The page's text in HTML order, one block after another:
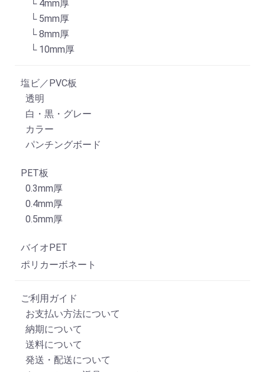
└ 4mm厚
└ 5mm厚
└ 8mm厚
└ 10mm厚
塩ビ／PVC板
透明
白・黒・グレー
カラー
パンチングボード
PET板
0.3mm厚
0.4mm厚
0.5mm厚
バイオPET
ポリカーボネート
ご利用ガイド
お支払い方法について
納期について
送料について
発送・配送について